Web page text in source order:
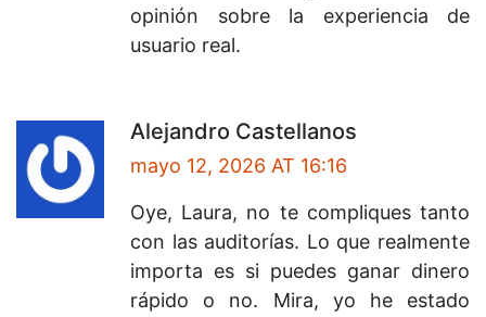
opinión sobre la experiencia de
usuario real.
Alejandro Castellanos
mayo 12, 2026 AT 16:16
Oye, Laura, no te compliques tanto
con las auditorías. Lo que realmente
importa es si puedes ganar dinero
rápido o no. Mira, yo he estado